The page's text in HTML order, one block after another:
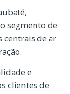
segmento de
centrais de ar
e
clientes de